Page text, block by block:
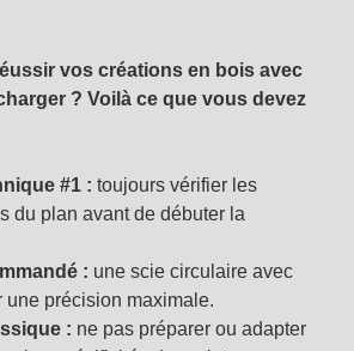
vos créations en bois avec
? Voilà ce que vous devez
#1 : toujours vérifier les
du plan avant de débuter la
: une scie circulaire avec
une précision maximale.
: ne pas préparer ou adapter